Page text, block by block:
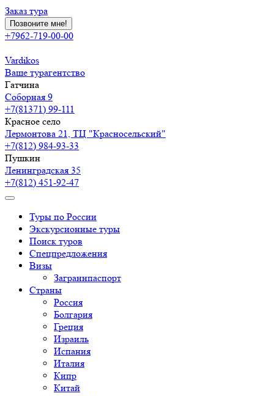
Заказ тура
Позвоните мне!
+7962-719-00-00
Vardikos
Ваше турагентство
Гатчина
Соборная 9
+7(81371) 99-111
Красное село
Лермонтова 21, ТЦ "Красносельский"
+7(812) 984-93-33
Пушкин
Ленинградская 35
+7(812) 451-92-47
Туры по России
Экскурсионные туры
Поиск туров
Спецпредложения
Визы
Заграннпаспорт
Страны
Россия
Болгария
Греция
Израиль
Испания
Италия
Кипр
Китай